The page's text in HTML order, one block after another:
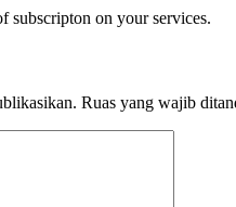
subscripton on your services.
Ruas yang wajib